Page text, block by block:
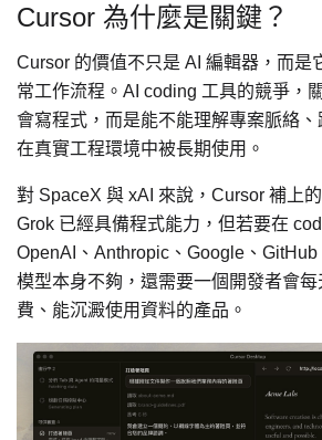
Cursor 為什麼是關鍵？
Cursor 的價值不只是 AI 編輯器，而是
常工作流程。AI coding 工具的競爭，
會寫程式，而是能不能理解專案脈絡
在真實工程環境中被長期使用。
對 SpaceX 與 xAI 來說，Cursor 補上
Grok 已經具備程式能力，但若要在
OpenAI、Anthropic、Google、
模型本身不夠，還需要一個開發者會
費、能沉澱使用資料的產品。